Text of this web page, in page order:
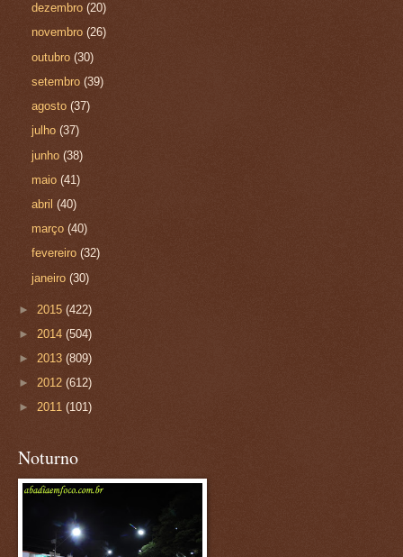
dezembro(20)
novembro(26)
outubro(30)
setembro(39)
agosto(37)
julho(37)
junho(38)
maio(41)
abril(40)
março(40)
fevereiro(32)
janeiro(30)
► 2015 (422)
► 2014 (504)
► 2013 (809)
► 2012 (612)
► 2011 (101)
Noturno